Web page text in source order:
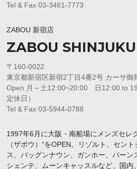
Tel & Fax 03-3461-7773
ZABOU 新宿店
ZABOU SHINJUKU
〒160-0022
東京都新宿区新宿2丁目4番2号 カーサ御
Open 月～土12:00~20:00 日12:00 to
定休日）
Tel & Fax 03-5944-0788
1997年6月に大阪・南船場にメンズセレ
（ザボウ）“をOPEN。リゾルト、セン
ス、バッグンナウン、ガンホー、バーン
シェンテ、ムーンキャッスルなど、国内